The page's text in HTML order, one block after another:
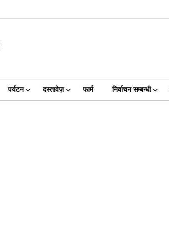
पर्यटन दस्तावेज़ फार्म निर्वाचन सम्बन्धी